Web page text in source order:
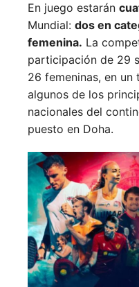
En juego estarán
Mundial: dos en
femenina. La
participación de 29
26 femeninas, en un
algunos de los
nacionales del
puesto en Doha.